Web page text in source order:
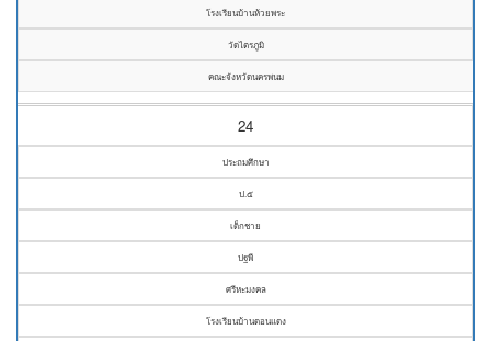
โรงเรียนบ้านห้วยพระ
วัดไตรภูมิ
คณะจังหวัดนครพนม
24
ประถมศึกษา
ป.๕
เด็กชาย
ปฐพี
ศรีหะมงคล
โรงเรียนบ้านดอนแดง